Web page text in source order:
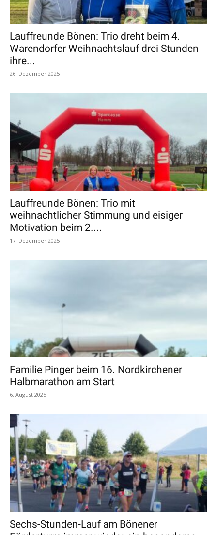
Lauffreunde Bönen: Trio dreht beim 4.
Warendorfer Weihnachtslauf drei Stunden
ihre...
26. Dezember 2025
Lauffreunde Bönen: Trio mit
weihnachtlicher Stimmung und eisiger
Motivation beim 2....
17. Dezember 2025
Familie Pinger beim 16. Nordkirchener
Halbmarathon am Start
6. August 2025
Sechs-Stunden-Lauf am Bönener